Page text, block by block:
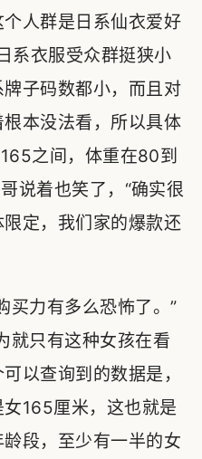
人群是日系仙衣爱好
系衣服受众群挺狭小
子码数都小，而且对
本没法看，所以具体
之间，体重在80到
说着也笑了，“确实很
定，我们家的爆款还
买力有多么恐怖了。”
就只有这种女孩在看
以查询到的数据是，
165厘米，这也就是
段，至少有一半的女